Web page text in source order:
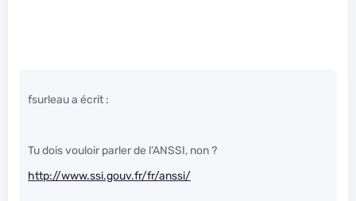
fsurleau a écrit :
Tu dois vouloir parler de l’ANSSI, non ?
http://www.ssi.gouv.fr/fr/anssi/